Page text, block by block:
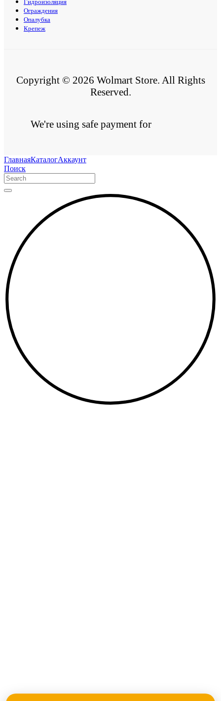
Гидроизоляция
Ограждения
Опалубка
Крепеж
Copyright © 2026 Wolmart Store. All Rights
Reserved.
We're using safe payment for
ГлавнаяКаталогАккаунт
Поиск